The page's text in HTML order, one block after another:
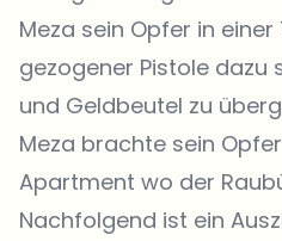
Meza sein Opfer in
gezogener Pistole dazu
und Geldbeutel zu
Meza brachte sein
Apartment wo der
Nachfolgend ist ein